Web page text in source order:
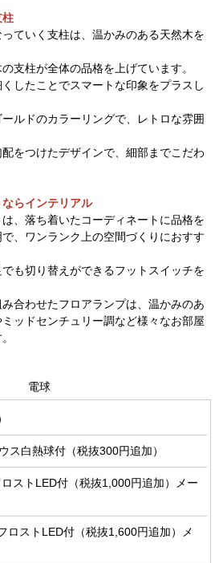
柱
ていく支柱は、温かみのある天然木を
支柱が全体の品格を上げています。
したことでスマートな印象をプラスし
ルドのカラーリングで、レトロな雰囲
をつけたデザインで、細部までこだわ
らインテリアル
は、落ち着いたコーディネートに品格を
、ワンランク上の空間づくりにおすす
も切り替えができるフットスイッチを
合わせたフロアランプは、温かみのあ
ッドセンチュリー調など様々なお部屋
電球
ス白熱球付（税抜300円追加）
ストLED付（税抜1,000円追加）メー
ロストLED付（税抜1,600円追加）メ